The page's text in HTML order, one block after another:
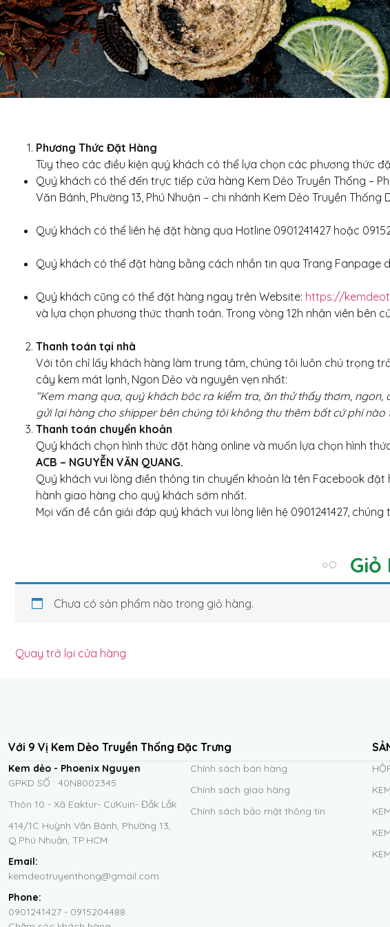
Phương Thức Đặt Hàng
Tùy theo các điều kiện quý khách có thể lựa chọn các phương thức
Quý khách có thể đến trực tiếp cửa hàng Kem Dẻo Truyền Thống –
Văn Bánh, Phường 13, Phú Nhuận – chi nhánh Kem Dẻo Truyền Thống
Quý khách có thể liên hệ đặt hàng qua Hotline 0901241427 hoặc
Quý khách có thể đặt hàng bằng cách nhắn tin qua Trang Fanpage
Quý khách cũng có thể đặt hàng ngay trên Website: https://
và lựa chọn phương thức thanh toán. Trong vòng 12h nhân viên bên
Thanh toán tại nhà
Với tôn chỉ lấy khách hàng làm trung tâm, chúng tôi luôn chú trọng
cây kem mát lạnh, Ngon Dẻo và nguyên vẹn nhất:
“Kem mang qua, quý khách bóc ra kiểm tra, ăn thử thấy thơm,
gửi lại hàng cho shipper bên chúng tôi không thu thêm bất cứ phí nào
Thanh toán chuyển khoản
Quý khách chọn hình thức đặt hàng online và muốn lựa chọn hình
ACB – NGUYỄN VĂN QUANG.
Quý khách vui lòng điền thông tin chuyển khoản là tên Facebook
hành giao hàng cho quý khách sớm nhất.
Mọi vấn đề cần giải đáp quý khách vui lòng liên hệ 0901241427,
Giỏ
Chưa có sản phẩm nào trong giỏ hàng.
Quay trở lại cửa hàng
Với 9 Vị Kem Dẻo Truyền Thống Đặc Trưng
Kem dẻo - Phoenix Nguyen
GPKD SỐ : 40N8002345
Thôn 10 - Xã Eaktur- CưKuin- Đắk Lắk
414/1C Huỳnh Văn Bánh, Phường 13,
Q.Phú Nhuận, TP.HCM
Email:
kemdeotruyenthong@gmail.com
Phone:
0901241427 - 0915204488
Chính sách bán hàng
Chính sách giao hàng
Chính sách bảo mật thông tin